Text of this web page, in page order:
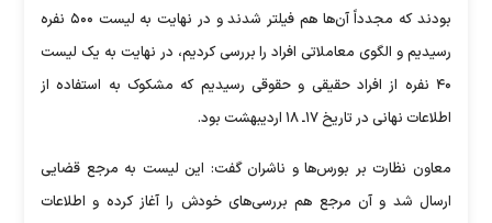
بودند که مجدداً آن‌ها هم فیلتر شدند و در نهایت به لیست ۵۰۰ نفره
رسیدیم و الگوی معاملاتی افراد را بررسی کردیم، در نهایت به یک لیست
۴۰ نفره از افراد حقیقی و حقوقی رسیدیم که مشکوک به استفاده از
اطلاعات نهانی در تاریخ ۱۷‌ـ ۱۸ اردیبهشت بود.
معاون نظارت بر بورس‌ها و ناشران گفت: این لیست به مرجع قضایی
ارسال شد و آن مرجع هم بررسی‌های خودش را آغاز کرده و اطلاعات